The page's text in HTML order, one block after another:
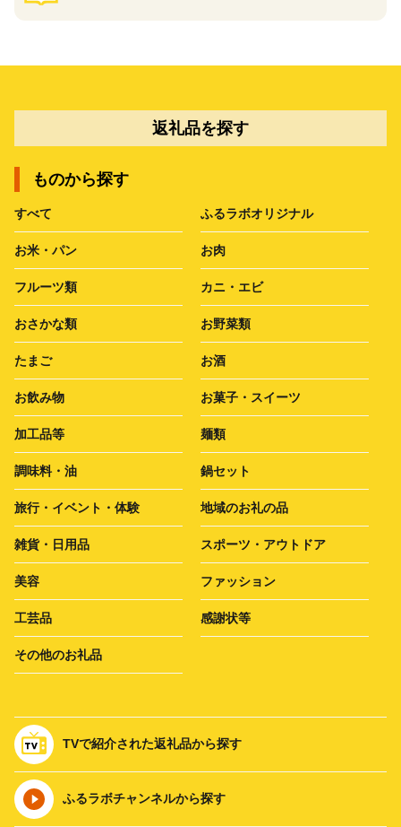
返礼品を探す
ものから探す
すべて ふるラボオリジナル
お米・パン お肉
フルーツ類 カニ・エビ
おさかな類 お野菜類
たまご お酒
お飲み物 お菓子・スイーツ
加工品等 麺類
調味料・油 鍋セット
旅行・イベント・体験 地域のお礼の品
雑貨・日用品 スポーツ・アウトドア
美容 ファッション
工芸品 感謝状等
その他のお礼品
TVで紹介された返礼品から探す
ふるラボチャンネルから探す